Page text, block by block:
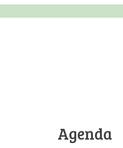
Agenda